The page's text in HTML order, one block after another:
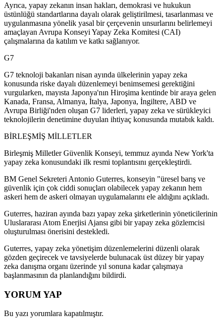
Ayrıca, yapay zekanın insan hakları, demokrasi ve hukukun
üstünlüğü standartlarına dayalı olarak geliştirilmesi, tasarlanması ve
uygulanmasına yönelik yasal bir çerçevenin unsurlarını belirlemeyi
amaçlayan Avrupa Konseyi Yapay Zeka Komitesi (CAI)
çalışmalarına da katılım ve katkı sağlanıyor.
G7
G7 teknoloji bakanları nisan ayında ülkelerinin yapay zeka
konusunda riske dayalı düzenlemeyi benimsemesi gerektiğini
vurgularken, mayısta Japonya'nın Hiroşima kentinde bir araya gelen
Kanada, Fransa, Almanya, İtalya, Japonya, İngiltere, ABD ve
Avrupa Birliği'nden oluşan G7 liderleri, yapay zeka ve sürükleyici
teknolojilerin denetimine duyulan ihtiyaç konusunda mutabık kaldı.
BİRLEŞMİŞ MİLLETLER
Birleşmiş Milletler Güvenlik Konseyi, temmuz ayında New York'ta
yapay zeka konusundaki ilk resmi toplantısını gerçekleştirdi.
BM Genel Sekreteri Antonio Guterres, konseyin "üresel barış ve
güvenlik için çok ciddi sonuçları olabilecek yapay zekanın hem
askeri hem de askeri olmayan uygulamalarını ele aldığını açıkladı.
Guterres, haziran ayında bazı yapay zeka şirketlerinin yöneticilerinin
Uluslararası Atom Enerjisi Ajansı gibi bir yapay zeka gözlemcisi
oluşturulması önerisini destekledi.
Guterres, yapay zeka yönetişim düzenlemelerini düzenli olarak
gözden geçirecek ve tavsiyelerde bulunacak üst düzey bir yapay
zeka danışma organı üzerinde yıl sonuna kadar çalışmaya
başlanmasının da planlandığını bildirdi.
YORUM YAP
Bu yazı yorumlara kapatılmıştır.